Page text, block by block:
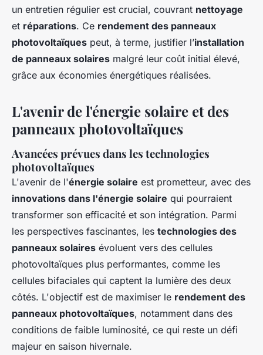
un entretien régulier est crucial, couvrant nettoyage
et réparations. Ce rendement des panneaux
photovoltaïques peut, à terme, justifier l’installation
de panneaux solaires malgré leur coût initial élevé,
grâce aux économies énergétiques réalisées.
L'avenir de l'énergie solaire et des
panneaux photovoltaïques
Avancées prévues dans les technologies
photovoltaïques
L'avenir de l'énergie solaire est prometteur, avec des
innovations dans l'énergie solaire qui pourraient
transformer son efficacité et son intégration. Parmi
les perspectives fascinantes, les technologies des
panneaux solaires évoluent vers des cellules
photovoltaïques plus performantes, comme les
cellules bifaciales qui captent la lumière des deux
côtés. L'objectif est de maximiser le rendement des
panneaux photovoltaïques, notamment dans des
conditions de faible luminosité, ce qui reste un défi
majeur en saison hivernale.